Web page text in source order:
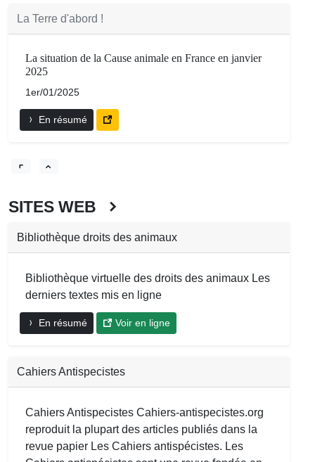
La Terre d'abord !
La situation de la Cause animale en France en janvier
2025
1er/01/2025
En résumé
SITES WEB
Bibliothèque droits des animaux
Bibliothèque virtuelle des droits des animaux Les
derniers textes mis en ligne
En résumé Voir en ligne
Cahiers Antispecistes
Cahiers Antispecistes Cahiers-antispecistes.org
reproduit la plupart des articles publiés dans la
revue papier Les Cahiers antispécistes. Les